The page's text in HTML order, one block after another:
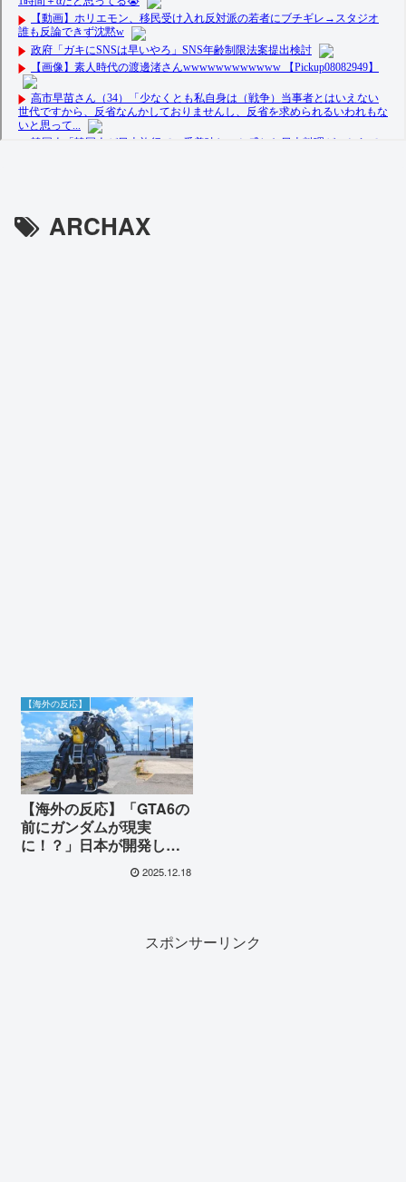
ARCHAX
【海外の反応】
【海外の反応】「GTA6の
前にガンダムが現実
に！？」日本が開発した
搭乗型変形ロボット『ア
ーカックス』に世界が衝
2025.12.18
スポンサーリンク